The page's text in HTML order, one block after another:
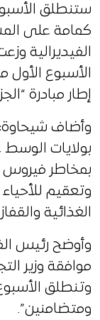
كمامة على
الأسبوع
إطار مبادرة
وأضاف شيحاوة:
بولايات
بمخاطر فيروس
وتعقيم
الغذائية والقفازات
وأوضح رئيس
موافقة وزير
وتنطلق
ومتضامنين”.